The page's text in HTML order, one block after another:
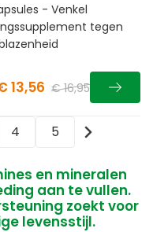
- Venkel
tegen
13,56 € 16,95
4 5
en mineralen
aan te vullen.
zoekt voor
levensstijl.